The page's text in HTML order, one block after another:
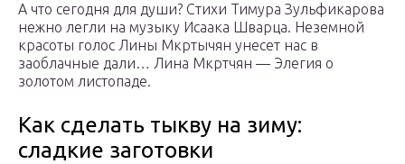
А что сегодня для души? Стихи Тимура Зульфикарова
нежно легли на музыку Исаака Шварца. Неземной
красоты голос Лины Мкртычян унесет нас в
заоблачные дали… Лина Мкртчян — Элегия о
золотом листопаде.
Как сделать тыкву на зиму:
сладкие заготовки